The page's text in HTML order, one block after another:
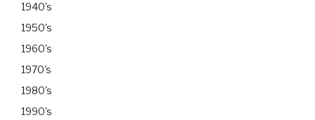
1940's
1950's
1960's
1970's
1980's
1990's